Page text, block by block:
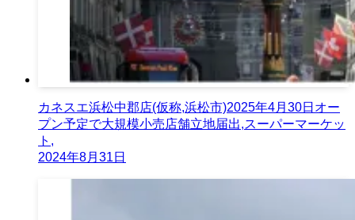
カネスエ浜松中郡店(仮称,浜松市)2025年4月30日オー
プン予定で大規模小売店舗立地届出,スーパーマーケッ
ト,
2024年8月31日